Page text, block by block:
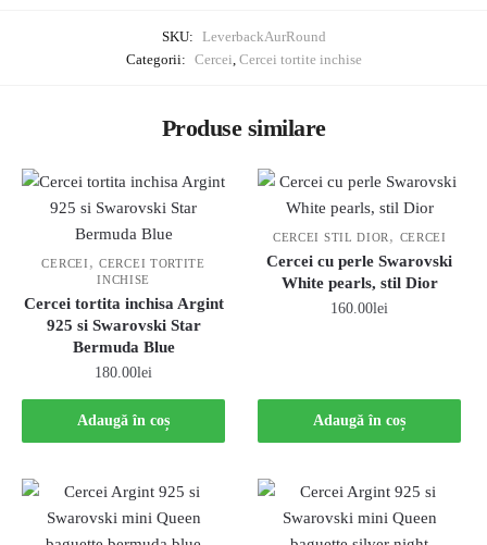
SKU: LeverbackAurRound
Categorii: Cercei Cercei tortite inchise
Produse similare
CERCEI ,CERCEI TORTITE
INCHISE
Cercei tortita inchisa Argint
925 si Swarovski Star
Bermuda Blue
180.00lei
Adaugă în coș
CERCEI STIL DIOR , CERCEI
Cercei cu perle Swarovski
White pearls, stil Dior
160.00lei
Adaugă în coș